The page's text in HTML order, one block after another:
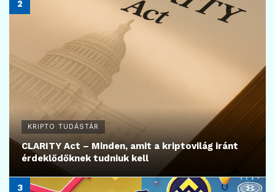
KRIPTO TUDÁSTÁR
CLARITY Act – Minden, amit a kriptovilág iránt
érdeklődőknek tudniuk kell